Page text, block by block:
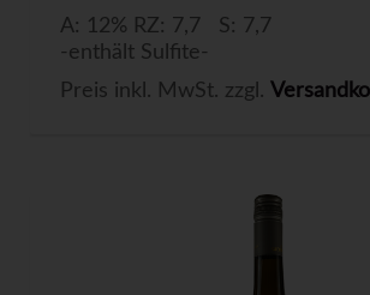
A: 12% RZ: 7,7 S: 7,7
-enthält Sulfite-
Preis inkl. MwSt. zzgl.